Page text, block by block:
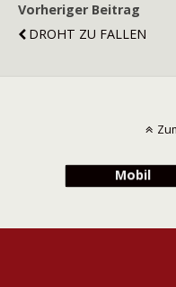
Vorheriger Beitrag
DROHT ZU FALLEN
Mobil